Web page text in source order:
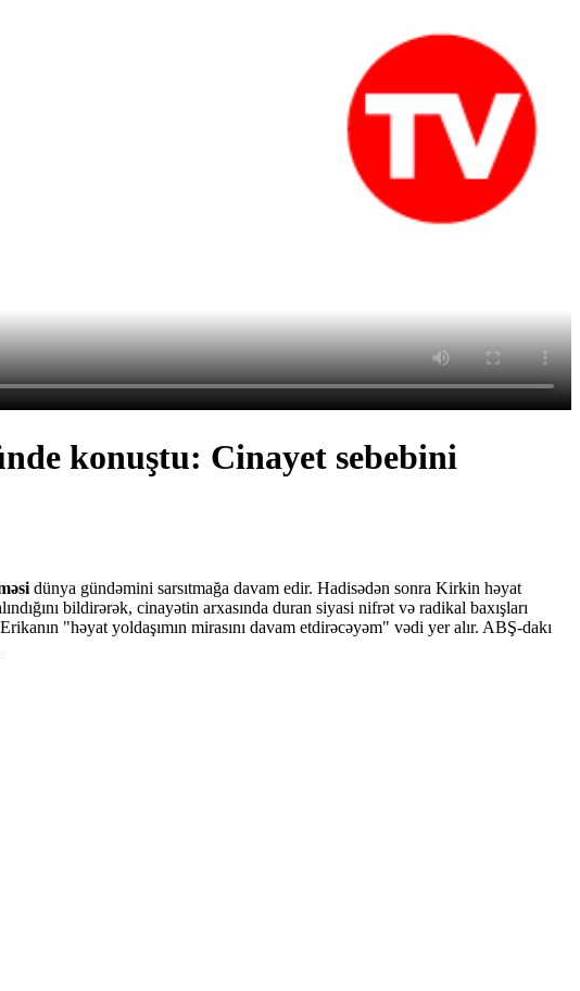
konuştu: Cinayet sebebini
dünya gündəmini sarsıtmağa davam edir. Hadisədən sonra Kirkin həyat
bildirərək, cinayətin arxasında duran siyasi nifrət və radikal baxışları
"həyat yoldaşımın mirasını davam etdirəcəyəm" vədi yer alır. ABŞ-dakı